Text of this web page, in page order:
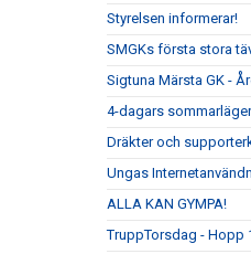
Styrelsen informerar!
SMGKs första stora
Sigtuna Märsta GK -
4-dagars
Dräkter och
Ungas
ALLA KAN GYMPA!
TruppTorsdag - Hopp